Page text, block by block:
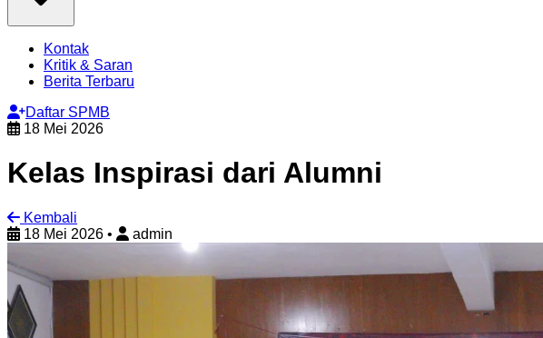
Kontak
Kritik & Saran
Berita Terbaru
Daftar SPMB
18 Mei 2026
Kelas Inspirasi dari Alumni
Kembali
18 Mei 2026 • admin